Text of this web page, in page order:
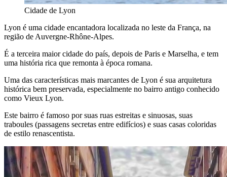
Cidade de Lyon
Lyon é uma cidade encantadora localizada no leste da França, na
região de Auvergne-Rhône-Alpes.
É a terceira maior cidade do país, depois de Paris e Marselha, e tem
uma história rica que remonta à época romana.
Uma das características mais marcantes de Lyon é sua arquitetura
histórica bem preservada, especialmente no bairro antigo conhecido
como Vieux Lyon.
Este bairro é famoso por suas ruas estreitas e sinuosas, suas
traboules (passagens secretas entre edifícios) e suas casas coloridas
de estilo renascentista.